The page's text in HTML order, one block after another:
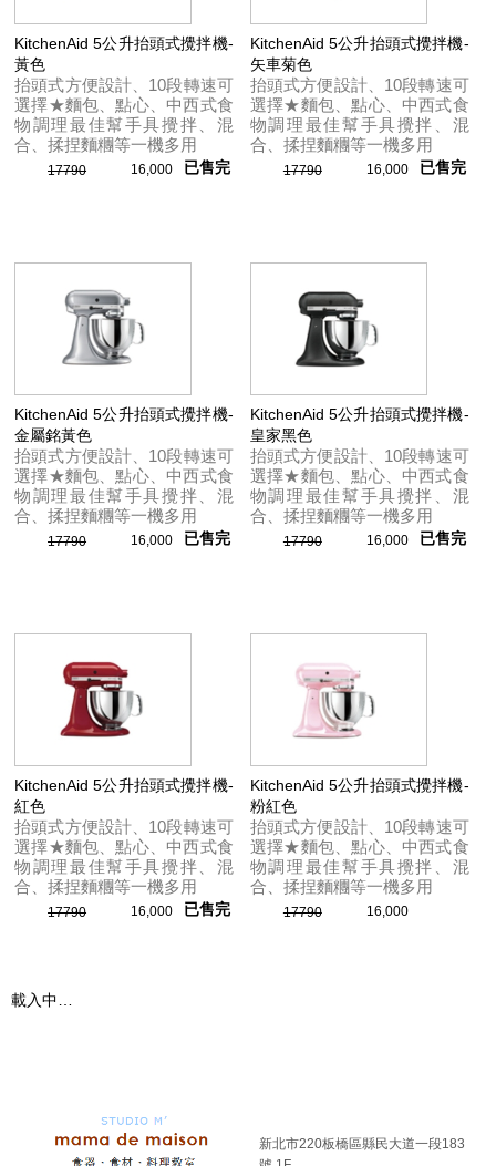
KitchenAid 5公升抬頭式攪拌機-
黃色
抬頭式方便設計、10段轉速可
選擇★麵包、點心、中西式食
物調理最佳幫手具攪拌、混
合、揉捏麵糰等一機多用
17790 16,000 已售完
KitchenAid 5公升抬頭式攪拌機-
矢車菊色
抬頭式方便設計、10段轉速可
選擇★麵包、點心、中西式食
物調理最佳幫手具攪拌、混
合、揉捏麵糰等一機多用
17790 16,000 已售完
KitchenAid 5公升抬頭式攪拌機-
金屬銘黃色
抬頭式方便設計、10段轉速可
選擇★麵包、點心、中西式食
物調理最佳幫手具攪拌、混
合、揉捏麵糰等一機多用
17790 16,000 已售完
KitchenAid 5公升抬頭式攪拌機-
皇家黑色
抬頭式方便設計、10段轉速可
選擇★麵包、點心、中西式食
物調理最佳幫手具攪拌、混
合、揉捏麵糰等一機多用
17790 16,000 已售完
KitchenAid 5公升抬頭式攪拌機-
紅色
抬頭式方便設計、10段轉速可
選擇★麵包、點心、中西式食
物調理最佳幫手具攪拌、混
合、揉捏麵糰等一機多用
17790 16,000 已售完
KitchenAid 5公升抬頭式攪拌機-
粉紅色
抬頭式方便設計、10段轉速可
選擇★麵包、點心、中西式食
物調理最佳幫手具攪拌、混
合、揉捏麵糰等一機多用
17790 16,000
載入中…
新北市220板橋區縣民大道一段183